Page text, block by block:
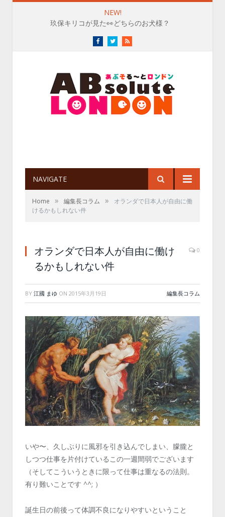
NEW!
玖保キリコが見た👀どちらのお犬様？
FacebookTwitterRSS
NAVIGATE
Home » 編集長コラム »
オランダで日本人が自由に働
けるかもしれない件
オランダで日本人が自由に働け
るかもしれない件
0
BY 江國 まゆ ON 2015年3月19日 編集長コラム
いや〜、久しぶりに風邪を引き込んでしまい、朦朧と
しつつ仕事を片付けているこの一週間弱でございます
（そしてこういうときに限って仕事は重なるの法則。
有り難いことです ^^; ）
誕生日の前後って体調不良になりやすいということ